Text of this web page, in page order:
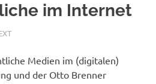
im Internet
Medien im (digitalen)
und der Otto Brenner